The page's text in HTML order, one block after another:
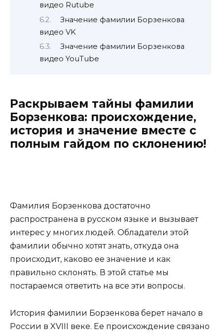
видео Rutube
Значение фамилии Борзенкова
видео VK
Значение фамилии Борзенкова
видео YouTube
Раскрываем тайны фамилии
Борзенкова: происхождение,
история и значение вместе с
полным гайдом по склонению!
Фамилия Борзенкова достаточно
распространена в русском языке и вызывает
интерес у многих людей. Обладатели этой
фамилии обычно хотят знать, откуда она
происходит, каково ее значение и как
правильно склонять. В этой статье мы
постараемся ответить на все эти вопросы.
История фамилии Борзенкова берет начало в
России в XVIII веке. Ее происхождение связано